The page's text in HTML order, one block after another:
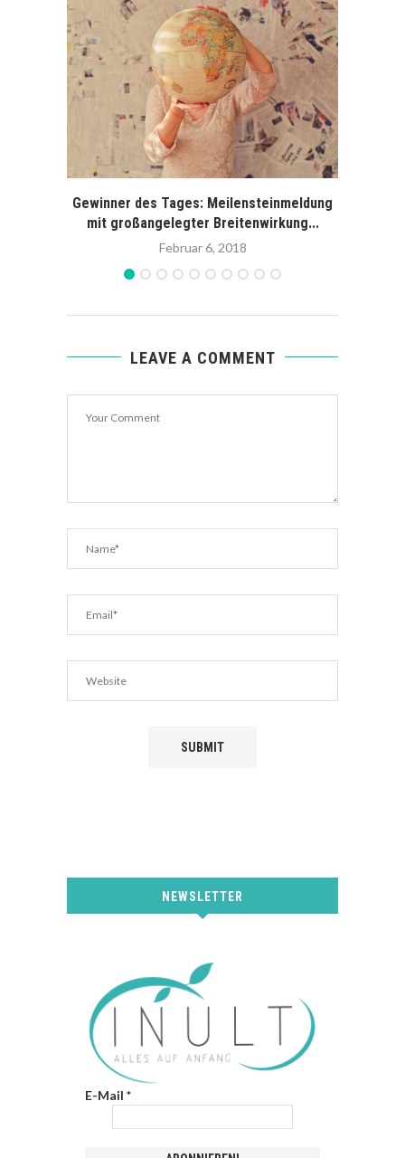
Gewinner des Tages: Meilensteinmeldung
mit großangelegter Breitenwirkung...
Februar 6, 2018
LEAVE A COMMENT
NEWSLETTER
E-Mail *